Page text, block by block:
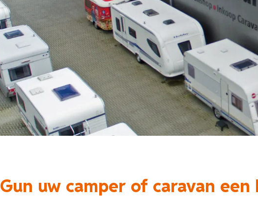
Gun uw camper of caravan een